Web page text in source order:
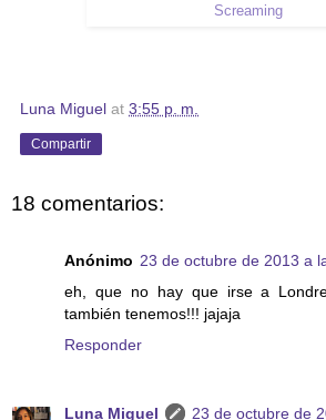
Screaming
Luna Miguel at 3:55 p. m.
Compartir
18 comentarios:
Anónimo 23 de octubre de 2013 a
eh, que no hay que irse a
también tenemos!!! jajaja
Responder
Luna Miguel
23 de octubre de